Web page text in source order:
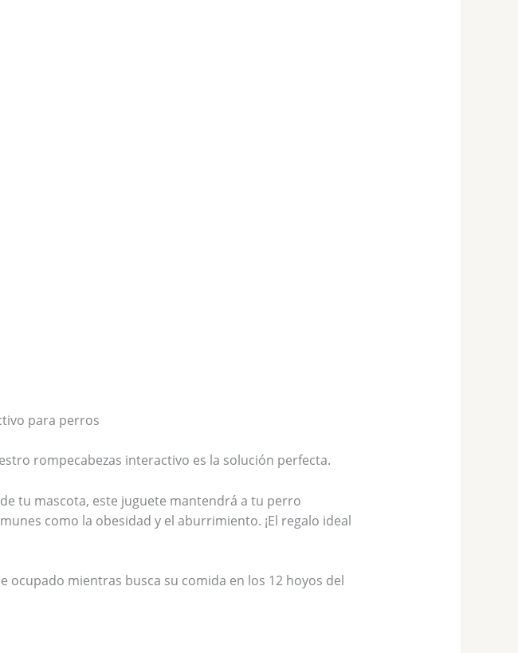
para perros
rompecabezas interactivo es la solución perfecta.
tu mascota, este juguete mantendrá a tu perro
como la obesidad y el aburrimiento. ¡El regalo ideal
mientras busca su comida en los 12 hoyos del